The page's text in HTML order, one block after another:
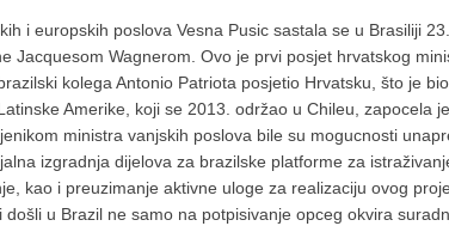
i europskih poslova Vesna Pusic sastala se u Brasiliji
Jacquesom Wagnerom. Ovo je prvi posjet hrvatskog
kolega Antonio Patriota posjetio Hrvatsku, što je
Amerike, koji se 2013. održao u Chileu, zapocela
ministra vanjskih poslova bile su mogucnosti
izgradnja dijelova za brazilske platforme za
kao i preuzimanje aktivne uloge za realizaciju ovog
u Brazil ne samo na potpisivanje opceg okvira